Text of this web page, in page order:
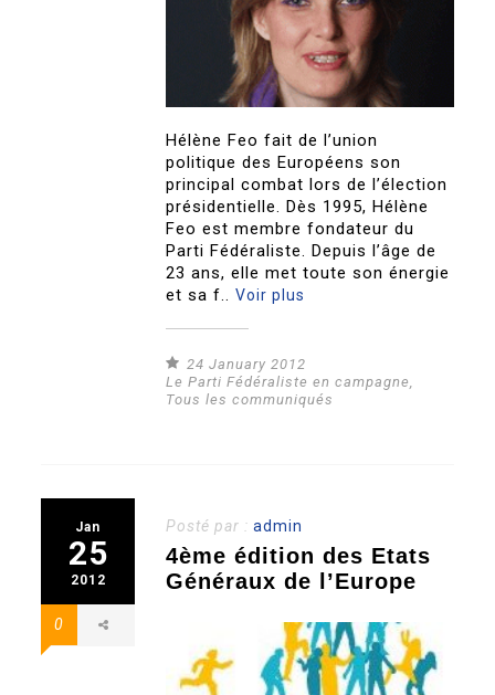
Hélène Feo fait de l’union
politique des Européens son
principal combat lors de l’élection
présidentielle. Dès 1995, Hélène
Feo est membre fondateur du
Parti Fédéraliste. Depuis l’âge de
23 ans, elle met toute son énergie
et sa f..Voir plus
24 January 2012
Le Parti Fédéraliste en campagne
Tous les communiqués
Jan
25
2012
0
Posté par :admin
4ème édition des Etats
Généraux de l’Europe